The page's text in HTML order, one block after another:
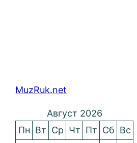
MuzRuk.net
Август 2026
Пн Вт Ср Чт Пт Сб Вс